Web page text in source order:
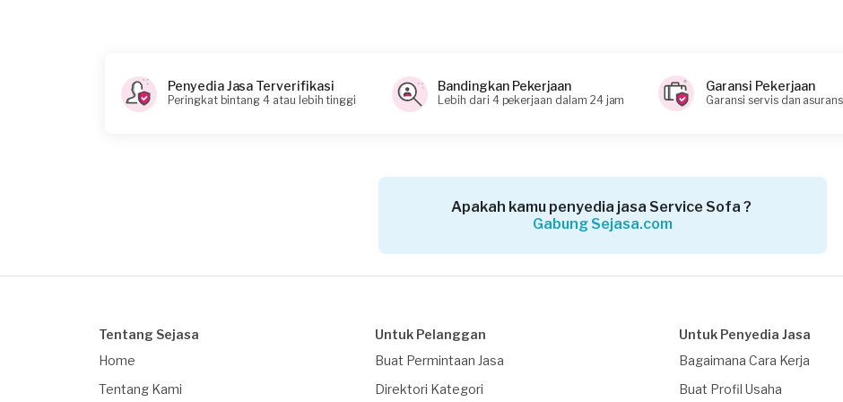
Kurang dari Rp1.000.000
Penyedia Jasa Terverifikasi
Peringkat bintang 4 atau lebih tinggi
Bandingkan Pekerjaan
Lebih dari 4 pekerjaan dalam 24 jam
Garansi Pekerjaan
Garansi servis dan
Apakah kamu penyedia jasa Service Sofa ?
Gabung Sejasa.com
Tentang Sejasa
Home
Tentang Kami
Untuk Pelanggan
Buat Permintaan Jasa
Direktori Kategori
Untuk Penyedia Jasa
Bagaimana Cara Kerja
Buat Profil Usaha